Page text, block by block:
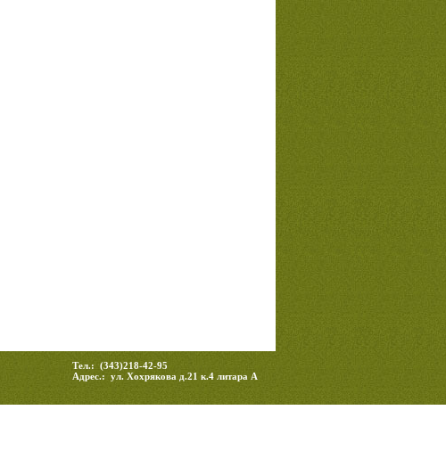
Тел.: (343)218-42-95
Адрес.: ул. Хохрякова д.21 к.4 литара А